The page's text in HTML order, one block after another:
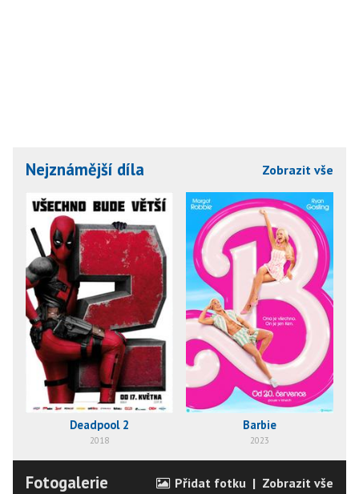
Nejznámější díla Zobrazit vše
Deadpool 2
2018
Barbie
2023
Fotogalerie Přidat fotku | Zobrazit vše